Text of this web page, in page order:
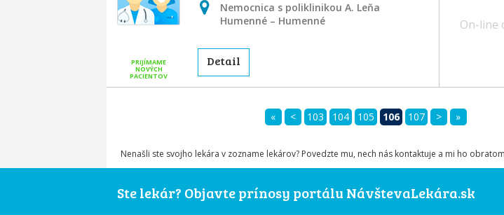
PRIJÍMAME
NOVÝCH
PACIENTOV
Nemocnica s poliklinikou A. Leňa
Humenné – Humenné
Detail
On-line
« < 103 104 105 106 107 > »
Nenašli ste svojho lekára v zozname lekárov? Povedzte mu, nech nás kontaktuje a mi ho
Ste lekár? Objavte prínosy portálu NávštevaLekára.sk